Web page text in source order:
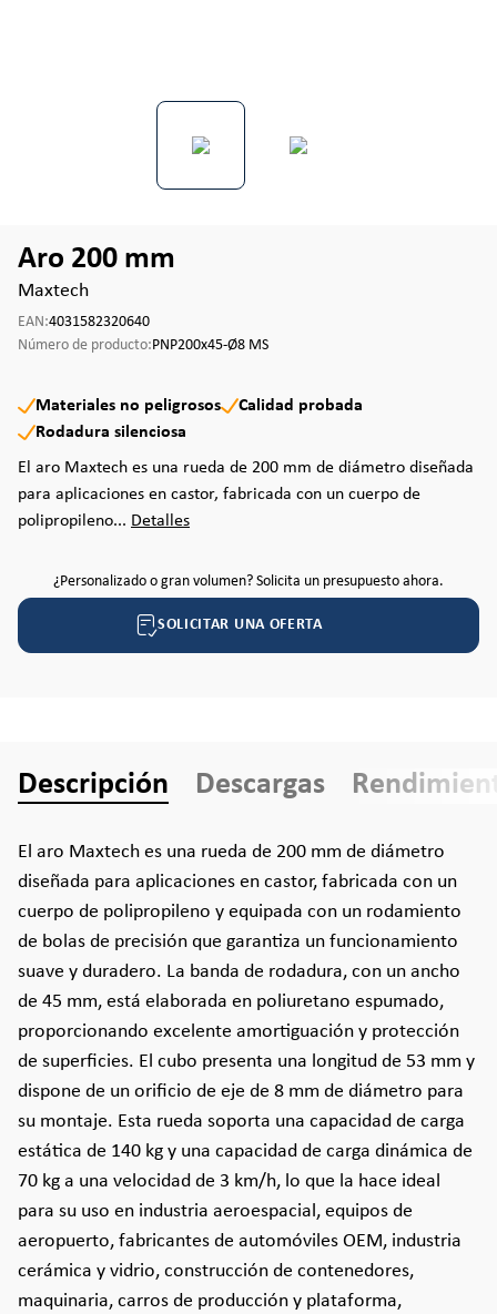
Aro 200 mm
Maxtech
EAN:4031582320640
Número de producto:PNP200x45-Ø8 MS
Materiales no peligrosos
Calidad probada
Rodadura silenciosa
El aro Maxtech es una rueda de 200 mm de diámetro diseñada
para aplicaciones en castor, fabricada con un cuerpo de
polipropileno... Detalles
¿Personalizado o gran volumen? Solicita un presupuesto ahora.
SOLICITAR UNA OFERTA
Descripción Descargas
El aro Maxtech es una rueda de 200 mm de diámetro
diseñada para aplicaciones en castor, fabricada con un
cuerpo de polipropileno y equipada con un rodamiento
de bolas de precisión que garantiza un funcionamiento
suave y duradero. La banda de rodadura, con un ancho
de 45 mm, está elaborada en poliuretano espumado,
proporcionando excelente amortiguación y protección
de superficies. El cubo presenta una longitud de 53 mm y
dispone de un orificio de eje de 8 mm de diámetro para
su montaje. Esta rueda soporta una capacidad de carga
estática de 140 kg y una capacidad de carga dinámica de
70 kg a una velocidad de 3 km/h, lo que la hace ideal
para su uso en industria aeroespacial, equipos de
aeropuerto, fabricantes de automóviles OEM, industria
cerámica y vidrio, construcción de contenedores,
maquinaria, carros de producción y plataforma,